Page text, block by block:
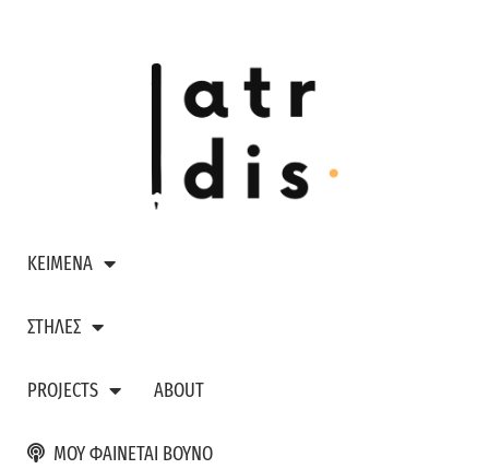
ΚΕΙΜΕΝΑ
ΣΤΗΛΕΣ
PROJECTS ABOUT
ΜΟΥ ΦΑΙΝΕΤΑΙ ΒΟΥΝΟ